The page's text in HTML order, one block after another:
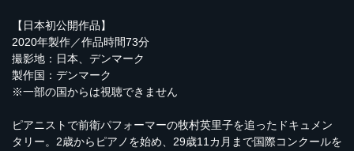
【日本初公開作品】
2020年製作／作品時間73分
撮影地：日本、デンマーク
製作国：デンマーク
※一部の国からは視聴できません
ピアニストで前衛パフォーマーの牧村英里子を追ったドキュメン
タリー。2歳からピアノを始め、29歳11カ月まで国際コンクールを